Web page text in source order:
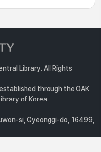
Library. All Rights
through the OAK
of Korea.
si, Gyeonggi-do, 16499,